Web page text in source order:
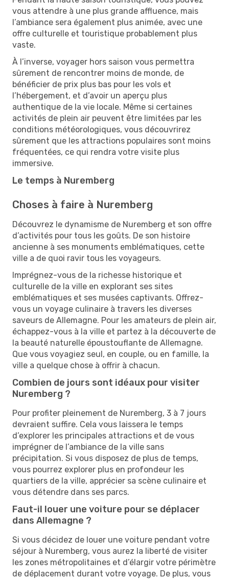
vous attendre à une plus grande affluence, mais
l’ambiance sera également plus animée, avec une
offre culturelle et touristique probablement plus
vaste.
À l’inverse, voyager hors saison vous permettra
sûrement de rencontrer moins de monde, de
bénéficier de prix plus bas pour les vols et
l’hébergement, et d’avoir un aperçu plus
authentique de la vie locale. Même si certaines
activités de plein air peuvent être limitées par les
conditions météorologiques, vous découvrirez
sûrement que les attractions populaires sont moins
fréquentées, ce qui rendra votre visite plus
immersive.
Le temps à Nuremberg
Choses à faire à Nuremberg
Découvrez le dynamisme de Nuremberg et son offre
d’activités pour tous les goûts. De son histoire
ancienne à ses monuments emblématiques, cette
ville a de quoi ravir tous les voyageurs.
Imprégnez-vous de la richesse historique et
culturelle de la ville en explorant ses sites
emblématiques et ses musées captivants. Offrez-
vous un voyage culinaire à travers les diverses
saveurs de Allemagne. Pour les amateurs de plein air,
échappez-vous à la ville et partez à la découverte de
la beauté naturelle époustouflante de Allemagne.
Que vous voyagiez seul, en couple, ou en famille, la
ville a quelque chose à offrir à chacun.
Combien de jours sont idéaux pour visiter
Nuremberg ?
Pour profiter pleinement de Nuremberg, 3 à 7 jours
devraient suffire. Cela vous laissera le temps
d’explorer les principales attractions et de vous
imprégner de l’ambiance de la ville sans
précipitation. Si vous disposez de plus de temps,
vous pourrez explorer plus en profondeur les
quartiers de la ville, apprécier sa scène culinaire et
vous détendre dans ses parcs.
Faut-il louer une voiture pour se déplacer
dans Allemagne ?
Si vous décidez de louer une voiture pendant votre
séjour à Nuremberg, vous aurez la liberté de visiter
les zones métropolitaines et d’élargir votre périmètre
de déplacement durant votre voyage. De plus, vous